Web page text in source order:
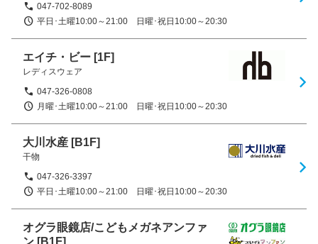
047-702-8089
平日･土曜10:00～21:00　日曜･祝日10:00～20:30
エイチ・ビー [1F]
レディスウェア
047-326-0808
月曜･土曜10:00～21:00　日曜･祝日10:00～20:30
大川水産 [B1F]
干物
047-326-3397
平日･土曜10:00～21:00　日曜･祝日10:00～20:30
オグラ眼鏡店/こどもメガネアンファ
ン [B1F]